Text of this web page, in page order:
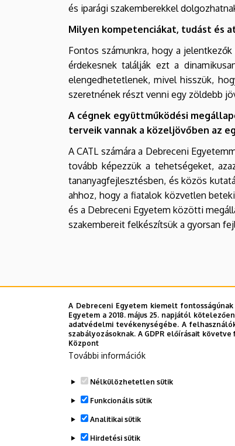
és iparági szakemberekkel
Milyen kompetenciákat, tudást és
Fontos számunkra, hogy a
érdekesnek találják ezt a
elengedhetetlenek, mivel hisszük,
szeretnének részt venni egy zöldebb
A cégnek együttműködési
terveik vannak a közeljövőben az
A CATL számára a Debreceni
tovább képezzük a tehetségeket,
tananyagfejlesztésben, és közös
ahhoz, hogy a fiatalok közvetlen
és a Debreceni Egyetem közötti
szakembereit felkészítsük a gyorsan
A Debreceni Egyetem kiemelt
Egyetem a 2018. május 25. napjától
adatvédelmi tevékenységébe. A
szabályozásoknak. A GDPR előírásait
Központ
További információk
Nélkülözhetetlen sütik
Funkcionális sütik
Analitikai sütik
Hirdetési sütik